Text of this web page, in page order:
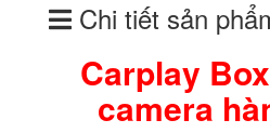
lượng Chi tiết sản
Carplay
camera